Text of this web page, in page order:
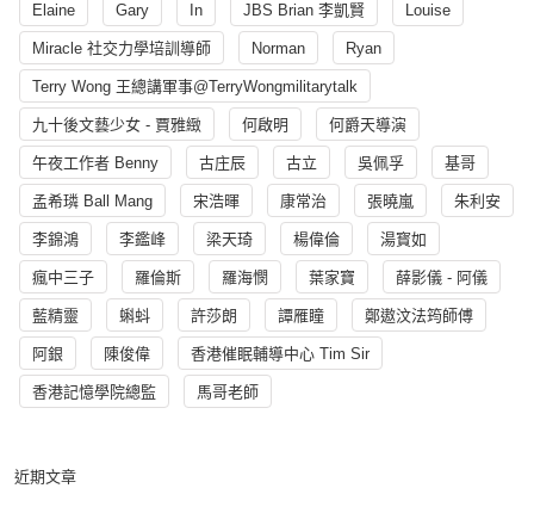
Elaine Gary In JBS Brian 李凱賢 Louise
Miracle 社交力學培訓導師 Norman Ryan
Terry Wong 王總講軍事@TerryWongmilitarytalk
九十後文藝少女 - 賈雅緻 何啟明 何爵天導演
午夜工作者 Benny 古庄辰 古立 吳佩孚 基哥
孟希璘 Ball Mang 宋浩暉 康常治 張曉嵐 朱利安
李錦鴻 李鑑峰 梁天琦 楊偉倫 湯寳如
瘋中三子 羅倫斯 羅海憫 葉家寶 薛影儀 - 阿儀
藍精靈 蝌蚪 許莎朗 譚雁瞳 鄭遨汶法筠師傅
阿銀 陳俊偉 香港催眠輔導中心 Tim Sir
香港記憶學院總監 馬哥老師
近期文章